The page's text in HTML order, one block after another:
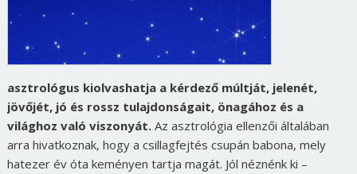
asztrológus kiolvashatja a kérdező múltját, jelenét,
jövőjét, jó és rossz tulajdonságait, önagához és a
világhoz való viszonyát.Az asztrológia ellenzői általában
arra hivatkoznak, hogy a csillagfejtés csupán babona, mely
hatezer év óta keményen tartja magát. Jól néznénk ki –